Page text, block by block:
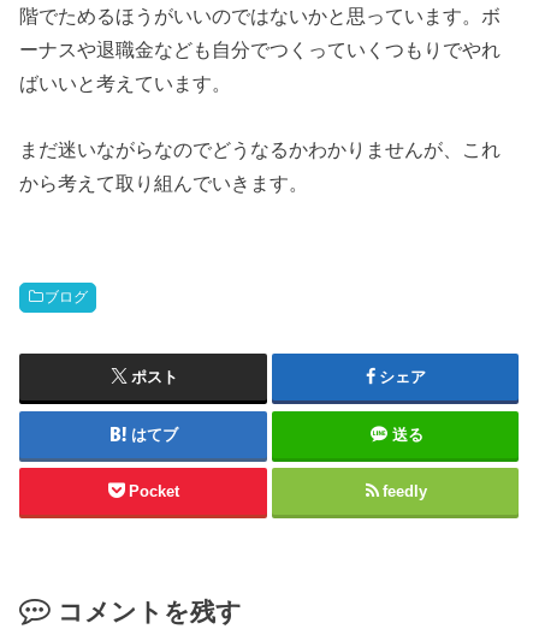
階でためるほうがいいのではないかと思っています。ボ
ーナスや退職金なども自分でつくっていくつもりでやれ
ばいいと考えています。
まだ迷いながらなのでどうなるかわかりませんが、これ
から考えて取り組んでいきます。
ブログ
ポスト シェア
はてブ 送る
Pocket feedly
コメントを残す